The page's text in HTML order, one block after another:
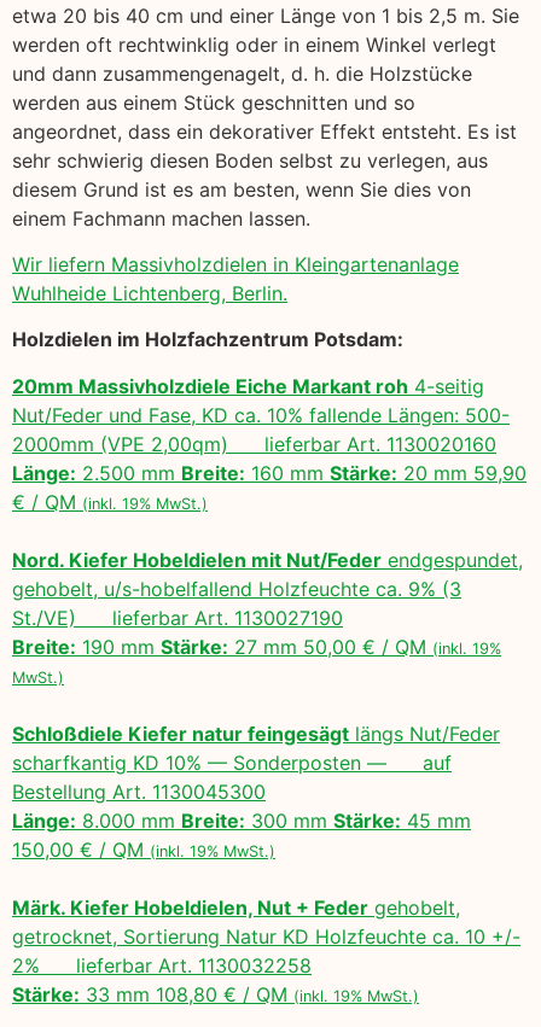
etwa 20 bis 40 cm und einer Länge von 1 bis 2,5 m. Sie
werden oft rechtwinklig oder in einem Winkel verlegt
und dann zusammengenagelt, d. h. die Holzstücke
werden aus einem Stück geschnitten und so
angeordnet, dass ein dekorativer Effekt entsteht. Es ist
sehr schwierig diesen Boden selbst zu verlegen, aus
diesem Grund ist es am besten, wenn Sie dies von
einem Fachmann machen lassen.
Wir liefern Massivholzdielen in Kleingartenanlage
Wuhlheide Lichtenberg, Berlin.
Holzdielen im Holzfachzentrum Potsdam:
20mm Massivholzdiele Eiche Markant roh 4-seitig
Nut/Feder und Fase, KD ca. 10% fallende Längen: 500-
2000mm (VPE 2,00qm) lieferbar Art. 1130020160
Länge: 2.500 mm Breite: 160 mm Stärke: 20 mm 59,90
€ / QM (inkl. 19% MwSt.)
Nord. Kiefer Hobeldielen mit Nut/Feder endgespundet,
gehobelt, u/s-hobelfallend Holzfeuchte ca. 9% (3
St./VE) lieferbar Art. 1130027190
Breite: 190 mm Stärke: 27 mm 50,00 € / QM (inkl. 19%
MwSt.)
Schloßdiele Kiefer natur feingesägt längs Nut/Feder
scharfkantig KD 10% — Sonderposten — auf
Bestellung Art. 1130045300
Länge: 8.000 mm Breite: 300 mm Stärke: 45 mm
150,00 € / QM (inkl. 19% MwSt.)
Märk. Kiefer Hobeldielen, Nut + Feder gehobelt,
getrocknet, Sortierung Natur KD Holzfeuchte ca. 10 +/-
2% lieferbar Art. 1130032258
Stärke: 33 mm 108,80 € / QM (inkl. 19% MwSt.)